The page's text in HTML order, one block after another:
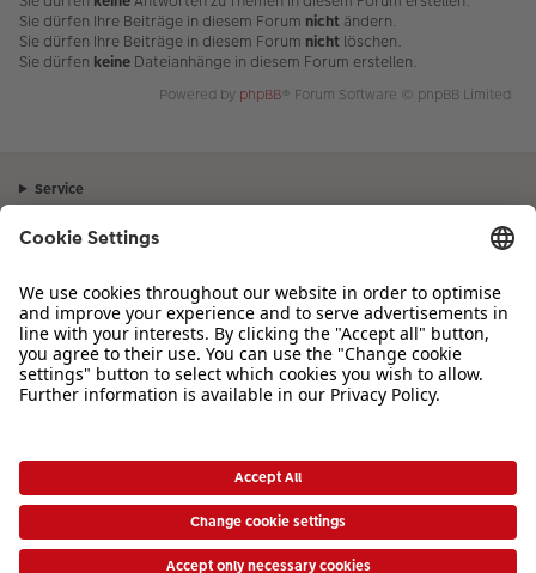
Sie dürfen Ihre Beiträge in diesem Forum nicht ändern.
Sie dürfen Ihre Beiträge in diesem Forum nicht löschen.
Sie dürfen keine Dateianhänge in diesem Forum erstellen.
Powered by phpBB® Forum Software © phpBB Limited
Service
Sortiment
Inspiration
Bei Fragen zu Produkten oder der Bestellung können Sie uns gerne von
Montag bis Samstag von 8:00 – 20:00 Uhr und Sonntag von 10:00 –